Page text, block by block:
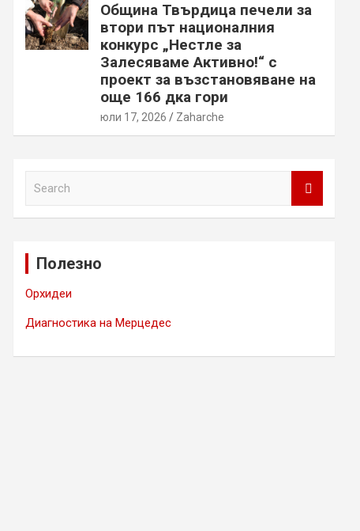
Община Твърдица печели за
втори път националния
конкурс „Нестле за
Залесяваме Активно!“ с
проект за възстановяване на
още 166 дка гори
юли 17, 2026 Zaharche
Полезно
Орхидеи
Диагностика на Мерцедес